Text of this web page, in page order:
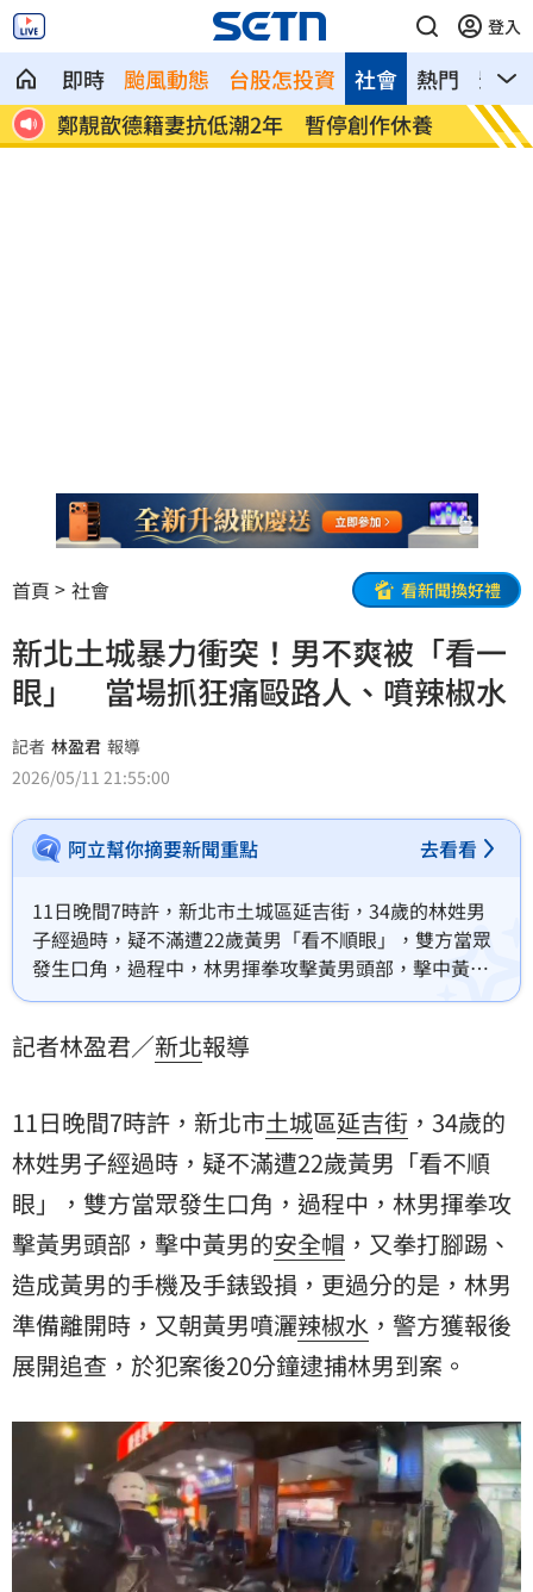
登入
即時 颱風動態 台股怎投資 熱門 影音
社會
昔警楷模淪圖利共犯！仁武警假開單救扣
牌
台中
包
首頁 社會 看新聞換好禮
新北土城暴力衝突！男不爽被「看一
眼」 當場抓狂痛毆路人、噴辣椒水
記者 林盈君 報導
2026/05/11 21:55:00
阿立幫你摘要新聞重點 去看看
11日晚間7時許，新北市土城區延吉街，34歲的林姓男
子經過時，疑不滿遭22歲黃男「看不順眼」，雙方當眾
發生口角，過程中，林男揮拳攻擊黃男頭部，擊中黃男
的安全帽，又拳打腳踢、造成黃男的手機及手錶毀損，
警方獲報後展開追查，於犯案後20分鐘逮捕林男到案。
記者林盈君／新北報導
11日晚間7時許，新北市土城區延吉街 ，34歲的
林姓男子經過時，疑不滿遭22歲黃男「看不順
眼」，雙方當眾發生口角，過程中，林男揮拳攻
擊黃男頭部，擊中黃男的安全帽 ，又拳打腳踢、
造成黃男的手機及手錶毀損，更過分的是，林男
準備離開時，又朝黃男噴灑辣椒水 ，警方獲報後
展開追查，於犯案後20分鐘逮捕林男到案。